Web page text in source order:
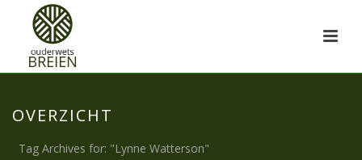
OVERZICHT
Tag Archives for: "Lynne Watterson"